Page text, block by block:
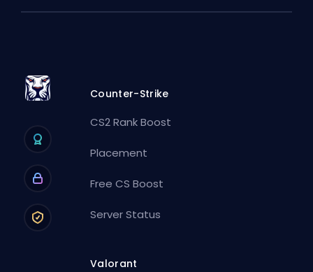
Counter-Strike
CS2 Rank Boost
Placement
Free CS Boost
Server Status
Valorant